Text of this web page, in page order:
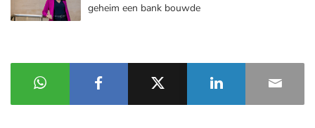
geheim een bank bouwde